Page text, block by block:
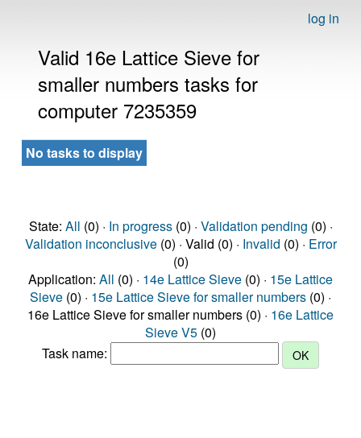
log in
Valid 16e Lattice Sieve for
smaller numbers tasks for
computer 7235359
No tasks to display
State: All (0) · In progress(0) · Validation pending (0) ·
Validation inconclusive(0) · Valid (0) · Invalid (0) · Error
(0)
Application: All (0) · 14e Lattice Sieve (0) · 15e Lattice
Sieve (0) · 15e Lattice Sieve for smaller numbers (0) ·
16e Lattice Sieve for smaller numbers (0) · 16e Lattice
Sieve V5 (0)
Task name: